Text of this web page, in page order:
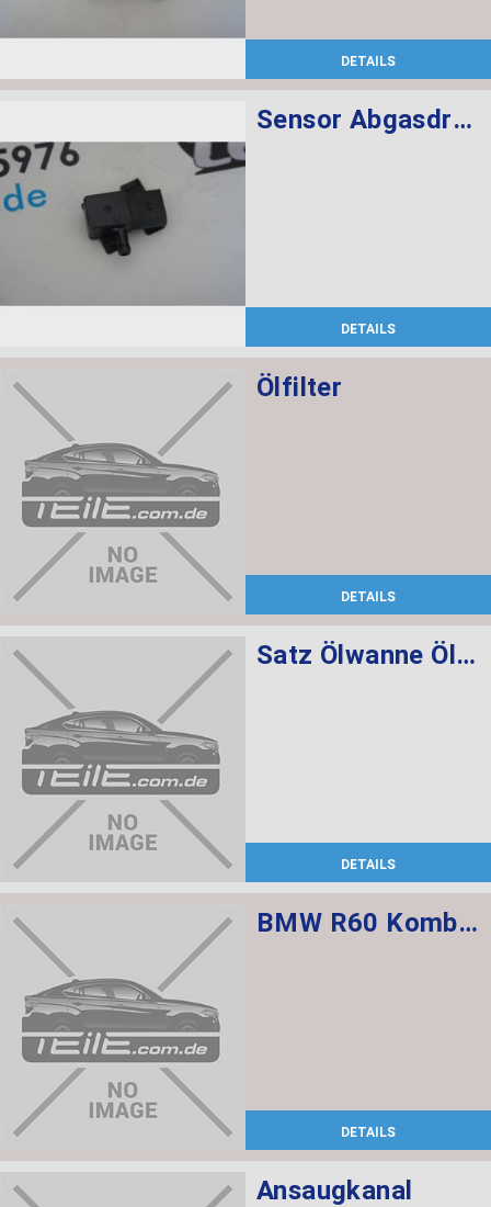
DETAILS
Sensor Abgasdruck
DETAILS
Ölfilter
DETAILS
Satz Ölwanne Ölfilter Automatikgetriebe
DETAILS
BMW R60 Kombischalter links L=520
DETAILS
Ansaugkanal